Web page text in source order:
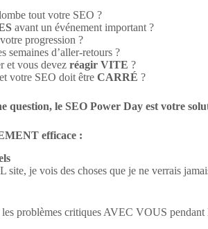
tout votre SEO ?
avant un événement important ?
votre progression ?
semaines d’aller-retours ?
et vous devez réagir VITE ?
votre SEO doit être CARRÉ ?
question, le SEO Power Day est votre
efficace :
je vois des choses que je ne verrais
problèmes critiques AVEC VOUS